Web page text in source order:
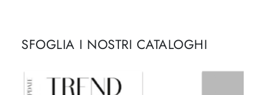
SFOGLIA I NOSTRI CATALOGHI